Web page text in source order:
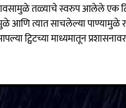
तळ्याचे स्वरुप आलेले एक
आणि त्यात साचलेल्या
ट्विटच्या माध्यमातून